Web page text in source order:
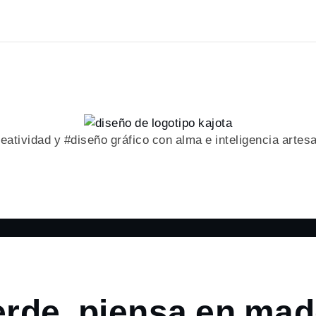
y #diseño gráfico con alma e inteligencia